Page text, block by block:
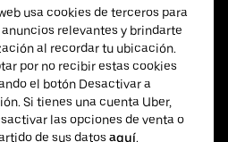
usa cookies de terceros para
relevantes y brindarte
al recordar tu ubicación.
por no recibir estas cookies
el botón Desactivar a
Si tienes una cuenta Uber,
las opciones de venta o
de sus datos aquí.